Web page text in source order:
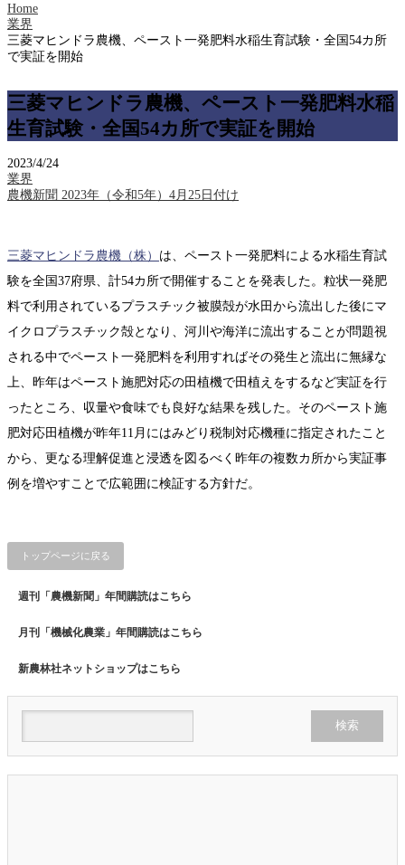
Home
業界
三菱マヒンドラ農機、ペースト一発肥料水稲生育試験・全国54カ所
で実証を開始
三菱マヒンドラ農機、ペースト一発肥料水稲
生育試験・全国54カ所で実証を開始
2023/4/24
業界
農機新聞 2023年（令和5年）4月25日付け
三菱マヒンドラ農機（株） は、ペースト一発肥料による水稲生育試
験を全国37府県、計54カ所で開催することを発表した。粒状一発肥
料で利用されているプラスチック被膜殻が水田から流出した後にマ
イクロプラスチック殻となり、河川や海洋に流出することが問題視
される中でペースト一発肥料を利用すればその発生と流出に無縁な
上、昨年はペースト施肥対応の田植機で田植えをするなど実証を行
ったところ、収量や食味でも良好な結果を残した。そのペースト施
肥対応田植機が昨年11月にはみどり税制対応機種に指定されたこと
から、更なる理解促進と浸透を図るべく昨年の複数カ所から実証事
例を増やすことで広範囲に検証する方針だ。
トップページに戻る
週刊「農機新聞」年間購読はこちら
月刊「機械化農業」年間購読はこちら
新農林社ネットショップはこちら